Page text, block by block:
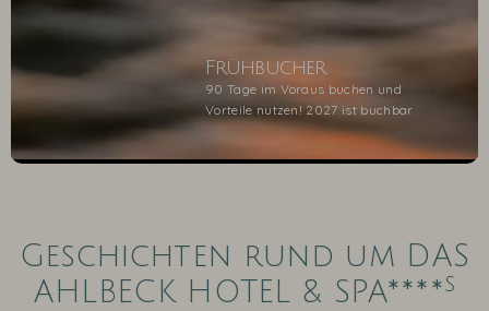
Frühbucher
90 Tage im Voraus buchen und
Vorteile nutzen! 2027 ist buchbar
Geschichten rund um DAS
AHLBECK HOTEL & SPA****s